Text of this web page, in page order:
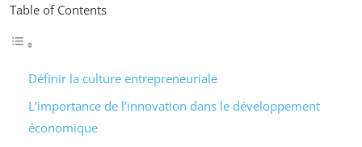
Table of Contents
Définir la culture entrepreneuriale
L’importance de l’innovation dans le développement
économique